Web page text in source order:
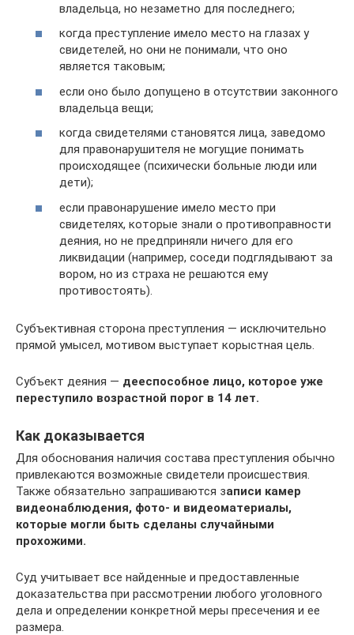
владельца, но незаметно для последнего;
когда преступление имело место на глазах у
свидетелей, но они не понимали, что оно
является таковым;
если оно было допущено в отсутствии законного
владельца вещи;
когда свидетелями становятся лица, заведомо
для правонарушителя не могущие понимать
происходящее (психически больные люди или
дети);
если правонарушение имело место при
свидетелях, которые знали о противоправности
деяния, но не предприняли ничего для его
ликвидации (например, соседи подглядывают за
вором, но из страха не решаются ему
противостоять).
Субъективная сторона преступления — исключительно
прямой умысел, мотивом выступает корыстная цель.
Субъект деяния — дееспособное лицо, которое уже
переступило возрастной порог в 14 лет.
Как доказывается
Для обоснования наличия состава преступления обычно
привлекаются возможные свидетели происшествия.
Также обязательно запрашиваются записи камер
видеонаблюдения, фото- и видеоматериалы,
которые могли быть сделаны случайными
прохожими.
Суд учитывает все найденные и предоставленные
доказательства при рассмотрении любого уголовного
дела и определении конкретной меры пресечения и ее
размера.